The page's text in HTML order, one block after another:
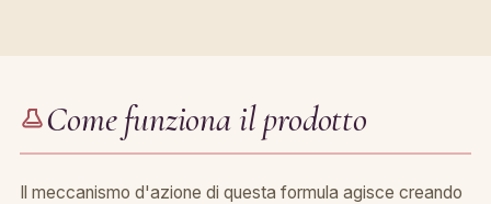
Come funziona il prodotto
Il meccanismo d'azione di questa formula agisce creando